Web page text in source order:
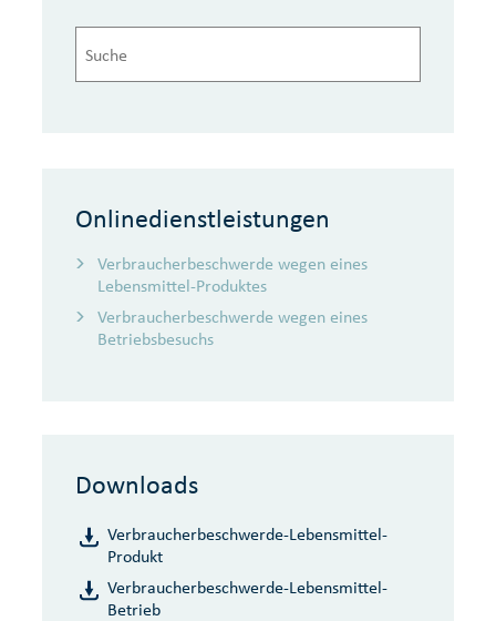
Onlinedienstleistungen
Verbraucherbeschwerde wegen eines
Lebensmittel-Produktes
Verbraucherbeschwerde wegen eines
Betriebsbesuchs
Downloads
Verbraucherbeschwerde-Lebensmittel-
Produkt
Verbraucherbeschwerde-Lebensmittel-
Betrieb